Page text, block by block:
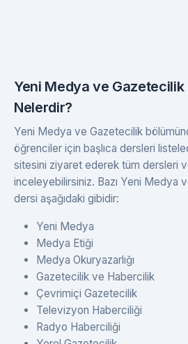
Yeni Medya ve
Nelerdir?
Yeni Medya ve Gazetecilik
öğrenciler için başlıca dersleri
sitesini ziyaret ederek tüm dersleri
inceleyebilirsiniz. Bazı Yeni Medya
dersi aşağıdaki gibidir:
Yeni Medya
Medya Etiği
Medya Okuryazarlığı
Gazetecilik ve Habercilik
Çevrimiçi Gazetecilik
Televizyon Haberciliği
Radyo Haberciliği